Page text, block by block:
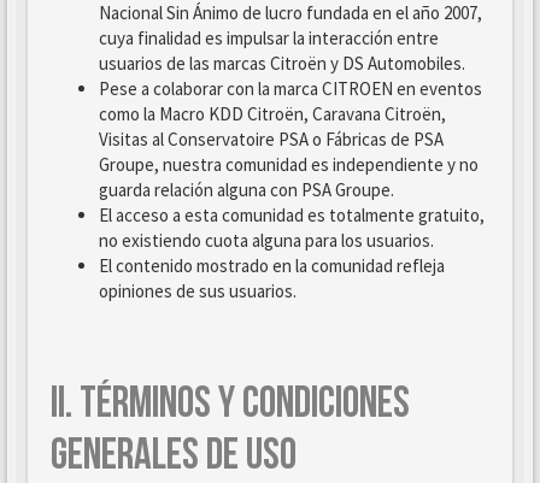
Nacional Sin Ánimo de lucro fundada en el año 2007,
cuya finalidad es impulsar la interacción entre
usuarios de las marcas Citroën y DS Automobiles.
Pese a colaborar con la marca CITROEN en eventos
como la Macro KDD Citroën, Caravana Citroën,
Visitas al Conservatoire PSA o Fábricas de PSA
Groupe, nuestra comunidad es independiente y no
guarda relación alguna con PSA Groupe.
El acceso a esta comunidad es totalmente gratuito,
no existiendo cuota alguna para los usuarios.
El contenido mostrado en la comunidad refleja
opiniones de sus usuarios.
II. TÉRMINOS Y CONDICIONES
GENERALES DE USO